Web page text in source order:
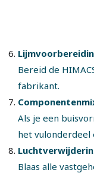
Bereid de
fabrikant.
Als je een
het vulonderdeel
Blaas alle